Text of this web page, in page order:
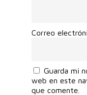
Correo
Guarda mi
web en este
que comente.